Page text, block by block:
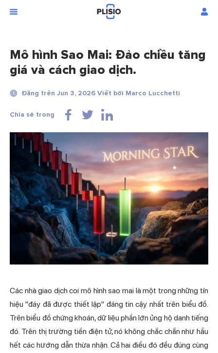
Mô hình Sao Mai: Đảo chiều tăng
giá và cách giao dịch.
Đăng trên Jun 3, 2026 Viết bởi Marco Lucchetti
Chia sẻ trong
Các nhà giao dịch coi mô hình sao mai là một trong những tín
hiệu "đáy đã được thiết lập" đáng tin cậy nhất trên biểu đồ.
Trên biểu đồ chứng khoán, dữ liệu phần lớn ủng hộ danh tiếng
đó. Trên thị trường tiền điện tử, nó không chắc chắn như hầu
hết các hướng dẫn thừa nhận. Cả hai điều đó đều đúng cùng